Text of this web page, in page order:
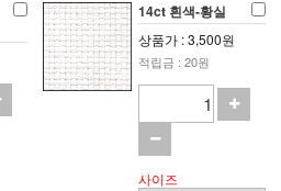
14ct 흰색-황실
상품가 : 3,500원
적립금 : 20원
사이즈